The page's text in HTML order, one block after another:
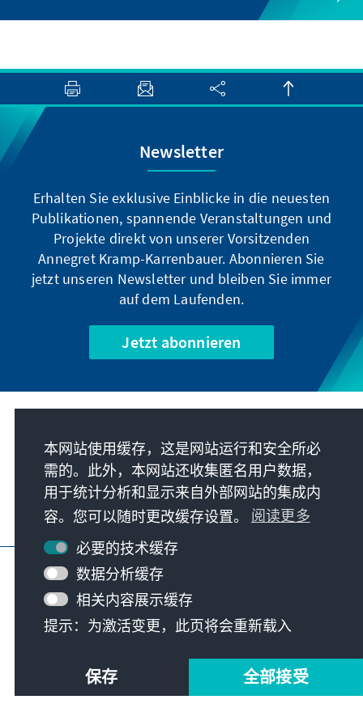
Newsletter
Erhalten Sie exklusive Einblicke in die neuesten
Publikationen, spannende Veranstaltungen und
Projekte direkt von unserer Vorsitzenden
Annegret Kramp-Karrenbauer. Abonnieren Sie
jetzt unseren Newsletter und bleiben Sie immer
auf dem Laufenden.
Jetzt abonnieren
联系
基金会更多项目
版本说明 隐私
Erklärung zur Barrierefreiheit
网站地图
© Konrad-Adenauer-Stiftung e.V. 2026
本网站使用缓存，这是网站运行和安全所必
需的。此外，本网站还收集匿名用户数据，
用于统计分析和显示来自外部网站的集成内
容。您可以随时更改缓存设置。 阅读更多
必要的技术缓存
数据分析缓存
相关内容展示缓存
提示：为激活变更，此页将会重新载入
保存 全部接受